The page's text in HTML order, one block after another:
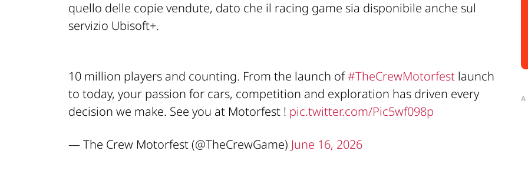
quello delle copie vendute, dato che il racing game sia disponibile anche sul
servizio Ubisoft+.
10 million players and counting. From the launch of#TheCrewMotorfest launch
to today, your passion for cars, competition and exploration has driven every
decision we make. See you at Motorfest ! pic.twitter.com/Pic5wf098p
— The Crew Motorfest (@TheCrewGame) June 16, 2026